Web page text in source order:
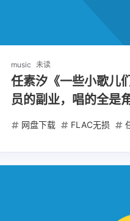
music 未读
任素汐《一些小歌儿
员的副业，唱的全是
网盘下载 FLAC无损